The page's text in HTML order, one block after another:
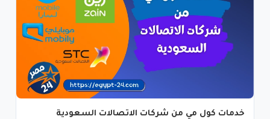
خدمات كول مي من شركات الاتصالات السعودية